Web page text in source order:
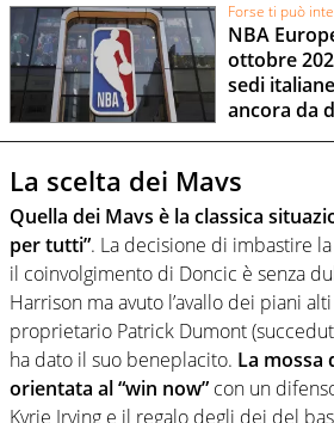
Forse ti può
NBA
ottobre
sedi
ancora da
La scelta dei Mavs
Quella dei Mavs è la classica
per tutti”. La decisione di imbastire
il coinvolgimento di Doncic è senza
Harrison ma avuto l’avallo dei piani
proprietario Patrick Dumont
ha dato il suo beneplacito. La mossa
orientata al “win now” con un
Kyrie Irving e il regalo degli dei del